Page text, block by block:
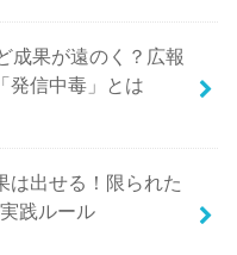
成果が遠のく？広報
発信中毒」とは
は出せる！限られた
践ルール